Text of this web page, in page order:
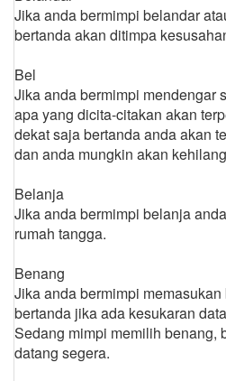
Jika anda bermimpi belandar
bertanda akan ditimpa
Bel
Jika anda bermimpi mendengar
apa yang dicita-citakan akan
dekat saja bertanda anda akan
dan anda mungkin akan
Belanja
Jika anda bermimpi belanja
rumah tangga.
Benang
Jika anda bermimpi
bertanda jika ada kesukaran
Sedang mimpi memilih benang,
datang segera.